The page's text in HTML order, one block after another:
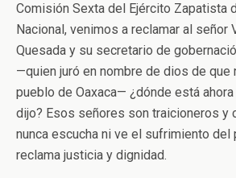
Comisión Sexta del Ejército Zapatista
Nacional, venimos a reclamar al señor
Quesada y su secretario de
—quien juró en nombre de dios de que
pueblo de Oaxaca— ¿dónde está
dijo? Esos señores son traicioneros y
nunca escucha ni ve el sufrimiento del
reclama justicia y dignidad.